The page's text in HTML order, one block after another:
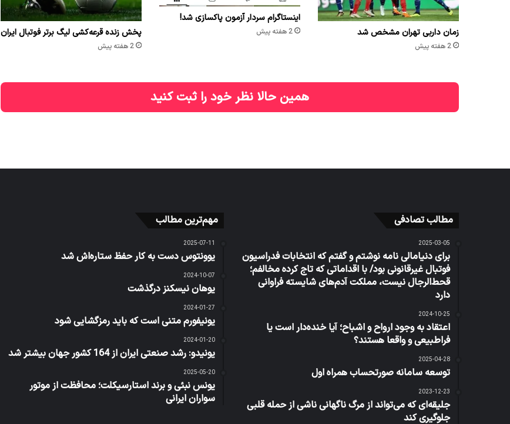
زمان داربی تهران مشخص شد
2 هفته پیش
اینستاگرام سردار آزمون پاکسازی شد!
2 هفته پیش پخش زنده قرعه‌کشی لیگ برتر فوتبال ایران
2 هفته پیش
همین حالا نظر خود را ثبت کنید
مطالب تصادفی
2025-03-05
برای دنیامالی نامه نوشتم و گفتم که انتخابات فدراسیون
فوتبال غیرقانونی بود/ با اقداماتی که تاج کرده مخالفم؛
قحط‌الرجال نیست، مملکت آدم‌های شایسته فراوانی
دارد
2024-10-25
اعتقاد به وجود ارواح و اشباح؛ آیا خنده‌دار است یا
فراطبیعی و واقعا هستند؟
2025-04-28
توسعه سامانه‌ صورتحساب همراه اول
2023-12-23
جلیقه‌ای که می‌تواند از مرگ ناگهانی ناشی از حمله قلبی
جلوگیری کند
مهم‌ترین مطالب
2025-07-11
یوونتوس دست به کار حفظ ستاره‌اش شد
2024-10-07
یوهان نیسکنز درگذشت
2024-01-27
یونیفورم متنی است که باید رمزگشایی شود
2024-01-20
یونیدو: رشد صنعتی ایران از 164 کشور جهان بیشتر شد
2025-05-20
یونس نبئی و برند استارسیکلت؛ محافظت از موتور
سواران ایرانی